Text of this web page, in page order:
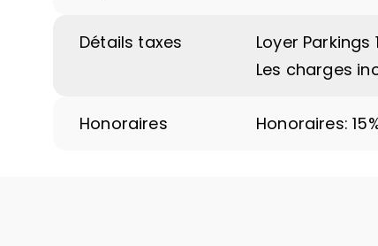
Détails taxes
Loyer Parkings
Les charges
Honoraires Honoraires: